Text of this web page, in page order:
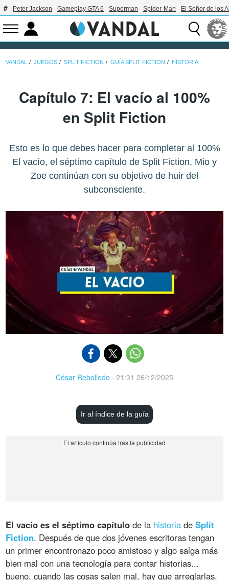
Peter Jackson Gameplay GTA 6 Superman Spider-Man El Señor de los
VANDAL JUEGOS SPLIT FICTION GUÍA SPLIT FICTION HISTORIA
Capítulo 7: El vacío al 100%
en Split Fiction
Esto es lo que debes hacer para completar al 100%
El vacío, el séptimo capítulo de Split Fiction. Mio y
Zoe continúan con su objetivo de huir del
subconsciente.
César Rebolledo · 21:31 26/12/2025
Ir al índice de la guía
El vacío es el séptimo capítulo de la historia deSplit
Fiction. Después de que dos jóvenes escritoras tengan
un primer encontronazo poco amistoso y algo salga más
bien mal con una tecnología para contar historias...
bueno, cuando las cosas salen mal, hay que arreglarlas.